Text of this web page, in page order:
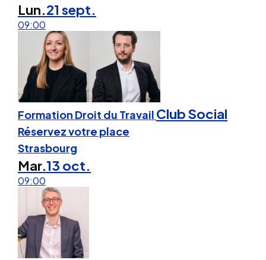
Lun.21 sept.
09:00
Formation Droit du Travail Club Social
Réservez votre place
Strasbourg
Mar.13 oct.
09:00